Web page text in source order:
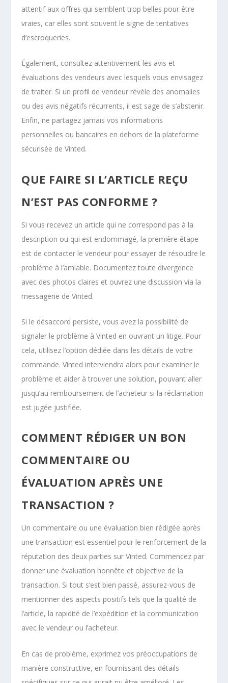
attentif aux offres qui semblent trop belles pour être
vraies, car elles sont souvent le signe de tentatives
d’escroqueries.
Également, consultez attentivement les avis et
évaluations des vendeurs avec lesquels vous envisagez
de traiter. Si un profil de vendeur révèle des anomalies
ou des avis négatifs récurrents, il est sage de s’abstenir.
Enfin, ne partagez jamais vos informations
personnelles ou bancaires en dehors de la plateforme
sécurisée de Vinted.
QUE FAIRE SI L’ARTICLE REÇU
N’EST PAS CONFORME ?
Si vous recevez un article qui ne correspond pas à la
description ou qui est endommagé, la première étape
est de contacter le vendeur pour essayer de résoudre le
problème à l’amiable. Documentez toute divergence
avec des photos claires et ouvrez une discussion via la
messagerie de Vinted.
Si le désaccord persiste, vous avez la possibilité de
signaler le problème à Vinted en ouvrant un litige. Pour
cela, utilisez l’option dédiée dans les détails de votre
commande. Vinted interviendra alors pour examiner le
problème et aider à trouver une solution, pouvant aller
jusqu’au remboursement de l’acheteur si la réclamation
est jugée justifiée.
COMMENT RÉDIGER UN BON
COMMENTAIRE OU
ÉVALUATION APRÈS UNE
TRANSACTION ?
Un commentaire ou une évaluation bien rédigée après
une transaction est essentiel pour le renforcement de la
réputation des deux parties sur Vinted. Commencez par
donner une évaluation honnête et objective de la
transaction. Si tout s’est bien passé, assurez-vous de
mentionner des aspects positifs tels que la qualité de
l’article, la rapidité de l’expédition et la communication
avec le vendeur ou l’acheteur.
En cas de problème, exprimez vos préoccupations de
manière constructive, en fournissant des détails